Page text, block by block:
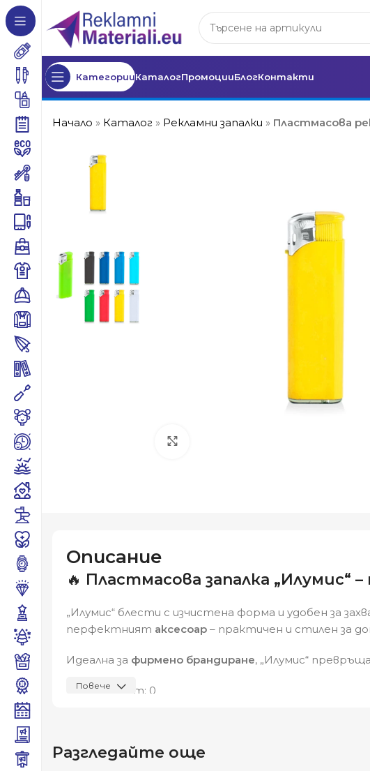
КатегорииКаталогПромоцииБлогКонтакти
Начало » Каталог » Рекламни запалки » Пластмасова
Описание
🔥 Пластмасова запалка „Илумис“
„Илумис“ блести с изчистена форма и удобен за
перфектният аксесоар – практичен и стилен за
Идеална за фирмено брандиране, „Илумис“
Видяна от: 0
Повече
Разгледайте още